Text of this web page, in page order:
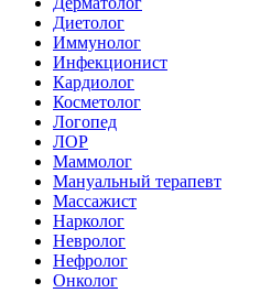
Диетолог
Иммунолог
Инфекционист
Кардиолог
Косметолог
Логопед
ЛОР
Маммолог
Мануальный терапевт
Массажист
Нарколог
Невролог
Нефролог
Онколог